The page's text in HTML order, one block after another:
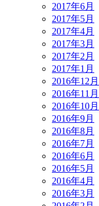
2017年6月
2017年5月
2017年4月
2017年3月
2017年2月
2017年1月
2016年12月
2016年11月
2016年10月
2016年9月
2016年8月
2016年7月
2016年6月
2016年5月
2016年4月
2016年3月